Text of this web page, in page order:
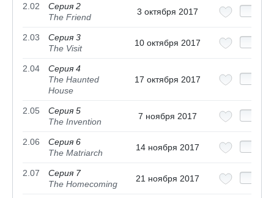
2.02
Серия 2
The Friend
3 октября 2017
2.03
Серия 3
The Visit
10 октября 2017
2.04
Серия 4
The Haunted
House
17 октября 2017
2.05
Серия 5
The Invention
7 ноября 2017
2.06
Серия 6
The Matriarch
14 ноября 2017
2.07
Серия 7
The Homecoming
21 ноября 2017